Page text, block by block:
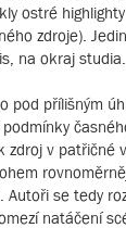
ostré
zdroje).
na okraj studia.
pod přílišným
zdroj v patřičné
Autoři se tedy
natáčení